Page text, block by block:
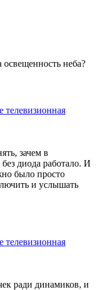
освещенность неба?
телевизионная
зачем в
диода работало. И
было просто
и услышать
телевизионная
ради динамиков, и